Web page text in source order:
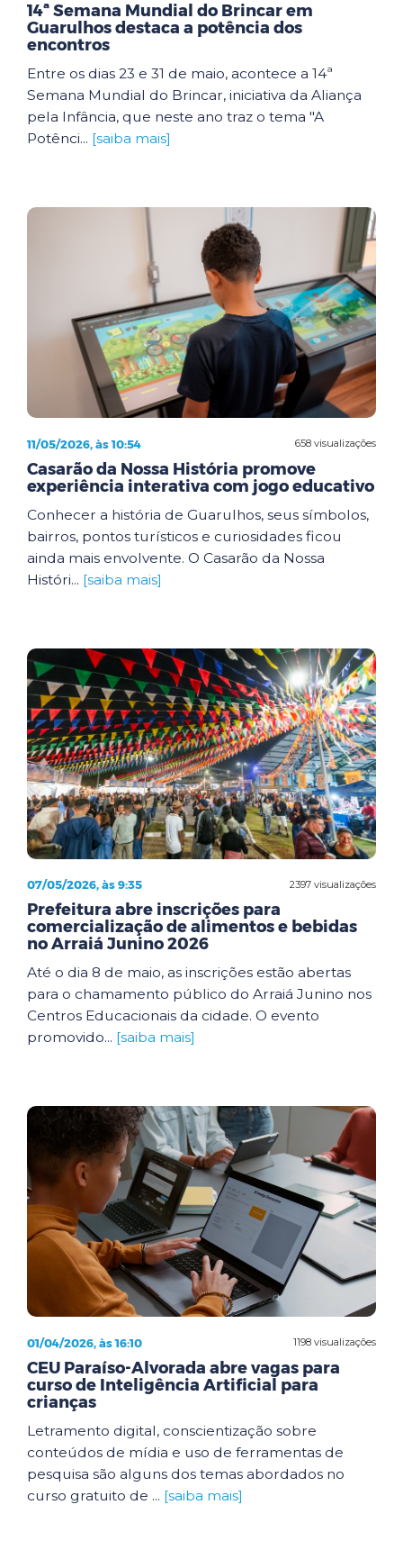
14ª Semana Mundial do Brincar em
Guarulhos destaca a potência dos
encontros
Entre os dias 23 e 31 de maio, acontece a 14ª
Semana Mundial do Brincar, iniciativa da Aliança
pela Infância, que neste ano traz o tema "A
Potênci... [saiba mais]
658 visualizações
11/05/2026, às 10:54
Casarão da Nossa História promove
experiência interativa com jogo educativo
Conhecer a história de Guarulhos, seus símbolos,
bairros, pontos turísticos e curiosidades ficou
ainda mais envolvente. O Casarão da Nossa
Históri... [saiba mais]
2397 visualizações
07/05/2026, às 9:35
Prefeitura abre inscrições para
comercialização de alimentos e bebidas
no Arraiá Junino 2026
Até o dia 8 de maio, as inscrições estão abertas
para o chamamento público do Arraiá Junino nos
Centros Educacionais da cidade. O evento
promovido... [saiba mais]
1198 visualizações
01/04/2026, às 16:10
CEU Paraíso-Alvorada abre vagas para
curso de Inteligência Artificial para
crianças
Letramento digital, conscientização sobre
conteúdos de mídia e uso de ferramentas de
pesquisa são alguns dos temas abordados no
curso gratuito de ... [saiba mais]